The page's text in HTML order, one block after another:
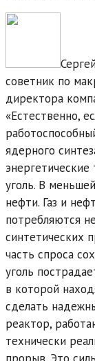
советник по
директора
«Естественно,
ядерного
уголь. В
нефти. Газ и
потребляются
синтетических
часть спроса
уголь
в которой
сделать
реактор,
технически